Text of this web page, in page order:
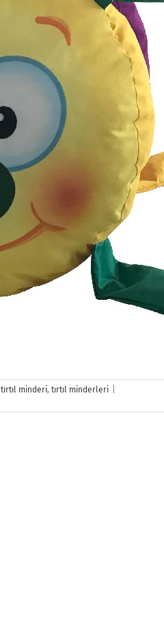
tırtıl minderi, tırtıl minderleri
için